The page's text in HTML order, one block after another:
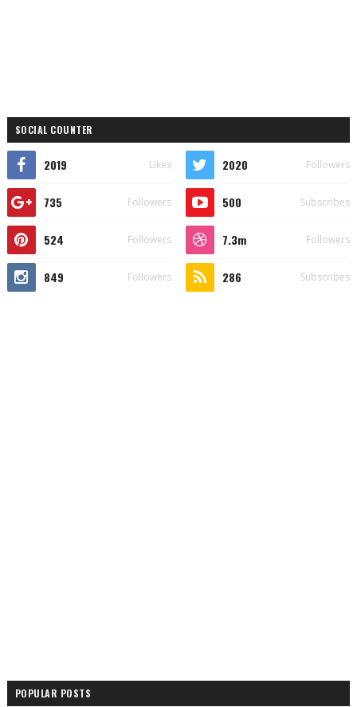
SOCIAL COUNTER
2019 Likes 2020 Followers
735 Followers 500 Subscribes
524 Followers 7.3m Followers
849 Followers 286 Subscribes
POPULAR POSTS